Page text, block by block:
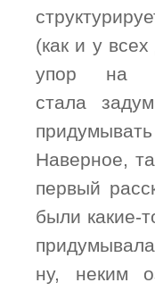
(как и у
упор на
стала
Наверное,
первый
были какие-
ну, неким